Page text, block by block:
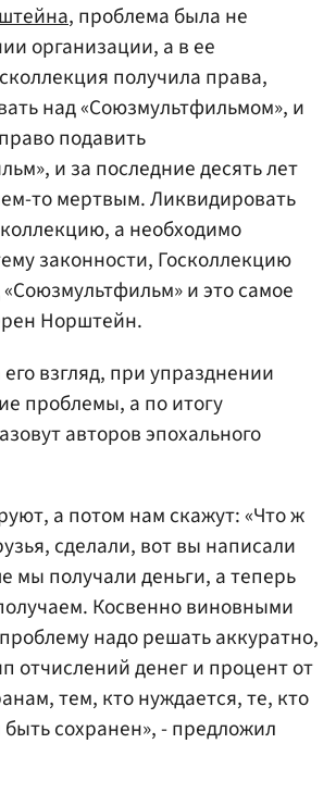
, проблема была не
организации, а в ее
получила права,
над «Союзмультфильмом», и
подавить
и за последние десять лет
то мертвым. Ликвидировать
а необходимо
законности, Госколлекцию
и это самое
Норштейн.
взгляд, при упразднении
проблемы, а по итогу
авторов эпохального
а потом нам скажут: «Что ж
сделали, вот вы написали
мы получали деньги, а теперь
Косвенно виновными
надо решать аккуратно,
отчислений денег и процент от
тем, кто нуждается, те, кто
сохранен», - предложил